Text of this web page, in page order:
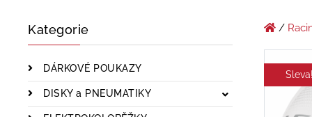
Kategorie
DÁRKOVÉ POUKAZY
DISKY a PNEUMATIKY
/
Sleva!